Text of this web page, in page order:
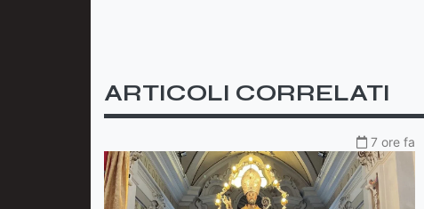
ARTICOLI CORRELATI
7 ore fa